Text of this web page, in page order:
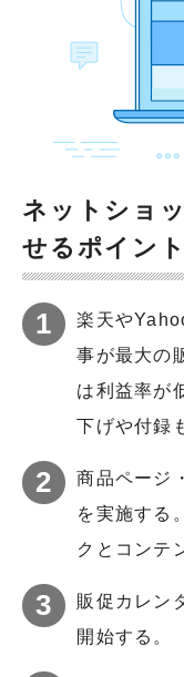
ネットショ
せるポイン
楽天や
事が最大の
は利益率が
下げや付録
商品ページ
を実施する
クとコンテ
販促カレン
開始する。